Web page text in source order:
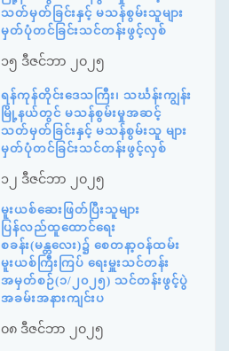
သတ်မှတ်ခြင်းနှင့် မသန်စွမ်းသူများ
မှတ်ပုံတင်ခြင်းသင်တန်းဖွင့်လှစ်
၁၅ ဒီဇင်ဘာ ၂၀၂၅
ရန်ကုန်တိုင်းဒေသကြီး၊ သင်္ဃန်းကျွန်း
မြို့နယ်တွင် မသန်စွမ်းမှုအဆင့်
သတ်မှတ်ခြင်းနှင့် မသန်စွမ်းသူ များ
မှတ်ပုံတင်ခြင်းသင်တန်းဖွင့်လှစ်
၁၂ ဒီဇင်ဘာ ၂၀၂၅
မူးယစ်ဆေးဖြတ်ပြီးသူများ
ပြန်လည်ထူထောင်ရေး
စခန်း(မန္တလေး)၌ စေတနာ့ဝန်ထမ်း
မူးယစ်ကြီးကြပ် ရေးမှူးသင်တန်း
အမှတ်စဉ်(၁/၂၀၂၅) သင်တန်းဖွင့်ပွဲ
အခမ်းအနားကျင်းပ
၀၈ ဒီဇင်ဘာ ၂၀၂၅